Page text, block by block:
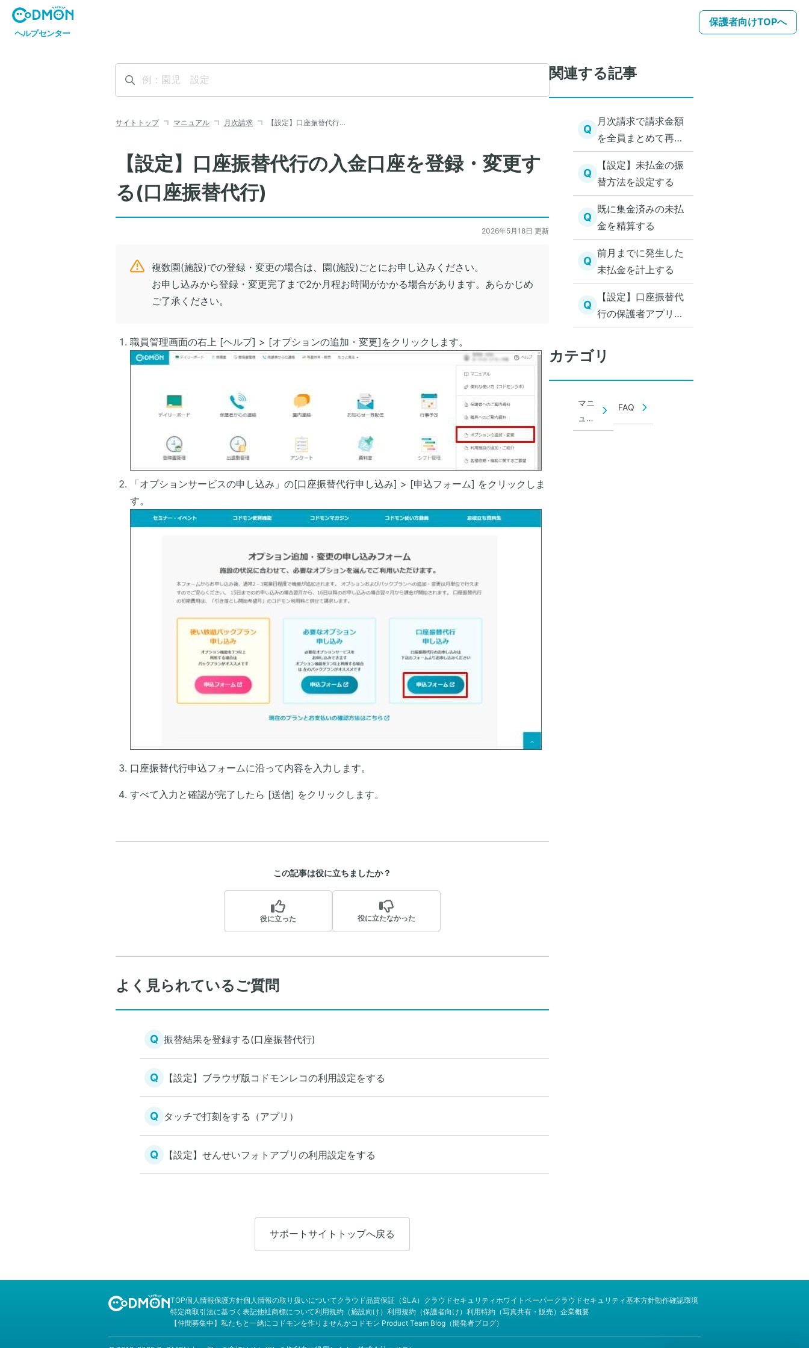
保護者向けTOPへ
サイトトップ マニュアル 月次請求 【設定】口座振替代行…
【設定】口座振替代行の入金口座を登録・変更す
る(口座振替代行)
2026年5月18日 更新
複数園(施設)での登録・変更の場合は、園(施設)ごとにお申し込みください。
お申し込みから登録・変更完了まで2か月程お時間がかかる場合があります。あらかじめ
ご了承ください。
職員管理画面の右上 [ヘルプ] > [オプションの追加・変更]をクリックします。
「オプションサービスの申し込み」の[口座振替代行申し込み] > [申込フォーム] をクリックしま
す。
口座振替代行申込フォームに沿って内容を入力します。
すべて入力と確認が完了したら [送信] をクリックします。
この記事は役に立ちましたか？
役に立った 役に立たなかった
よく見られているご質問
Q 振替結果を登録する(口座振替代行)
Q 【設定】ブラウザ版コドモンレコの利用設定をする
Q タッチで打刻をする（アプリ）
Q 【設定】せんせいフォトアプリの利用設定をする
サポートサイトトップへ戻る
関連する記事
Q
月次請求で請求金額
を全員まとめて再計
算する
Q
【設定】未払金の振
替方法を設定する
Q
既に集金済みの未払
金を精算する
Q
前月までに発生した
未払金を計上する
Q
【設定】口座振替代
行の保護者アプリで
登録できない口座を
依頼書で登録する
カテゴリ
マニ
ュア
ル
FAQ
TOP個人情報保護方針個人情報の取り扱いについてクラウド品質保証（SLA） クラウドセキュリティホワイトペーパークラウドセキュリティ基本方針動作確認環境
特定商取引法に基づく表記他社商標について利用規約（施設向け） 利用規約（保護者向け） 利用特約（写真共有・販売） 企業概要
【仲間募集中】私たちと一緒にコドモンを作りませんかコドモン Product Team Blog（開発者ブログ）